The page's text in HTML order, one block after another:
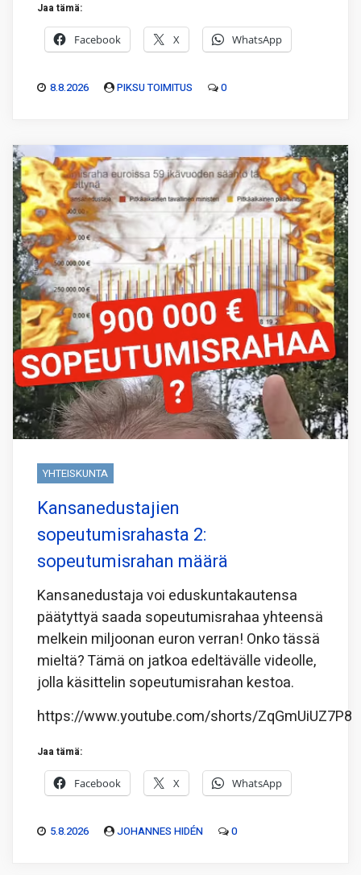
Jaa tämä:
Facebook X WhatsApp
8.8.2026 PIKSU TOIMITUS 0
YHTEISKUNTA
Kansanedustajien
sopeutumisrahasta 2:
sopeutumisrahan määrä
Kansanedustaja voi eduskuntakautensa
päätyttyä saada sopeutumisrahaa yhteensä
melkein miljoonan euron verran! Onko tässä
mieltä? Tämä on jatkoa edeltävälle videolle,
jolla käsittelin sopeutumisrahan kestoa.
https://www.youtube.com/shorts/ZqGmUiUZ7P8
Jaa tämä:
Facebook X WhatsApp
5.8.2026 JOHANNES HIDÉN 0